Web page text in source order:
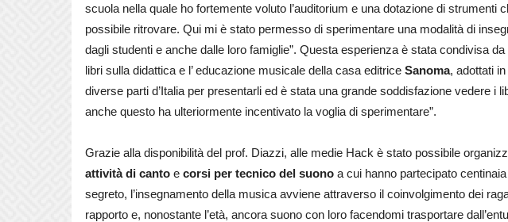
scuola nella quale ho fortemente voluto l’auditorium e una dotazione di strumenti
possibile ritrovare. Qui mi è stato permesso di sperimentare una modalità di
dagli studenti e anche dalle loro famiglie”. Questa esperienza è stata condivisa
libri sulla didattica e l’ educazione musicale della casa editriceSanoma, adottati
diverse parti d’Italia per presentarli ed è stata una grande soddisfazione vedere i
anche questo ha ulteriormente incentivato la voglia di sperimentare”.
Grazie alla disponibilità del prof. Diazzi, alle medie Hack è stato possibile
attività di canto ecorsi per tecnico del suono a cui hanno partecipato
segreto, l’insegnamento della musica avviene attraverso il coinvolgimento dei
rapporto e, nonostante l’età, ancora suono con loro facendomi trasportare